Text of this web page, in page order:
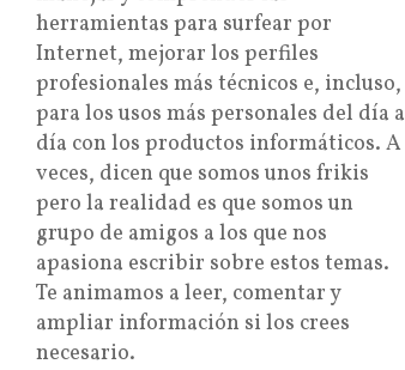
herramientas para surfear por
Internet, mejorar los perfiles
profesionales más técnicos e, incluso,
para los usos más personales del día a
día con los productos informáticos. A
veces, dicen que somos unos frikis
pero la realidad es que somos un
grupo de amigos a los que nos
apasiona escribir sobre estos temas.
Te animamos a leer, comentar y
ampliar información si los crees
necesario.